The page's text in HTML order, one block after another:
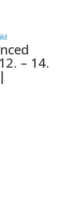
– 14.